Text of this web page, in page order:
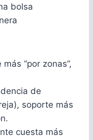
bolsa
“por zonas”,
de
soporte más
cuesta más